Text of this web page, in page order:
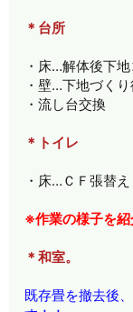
＊台所
・床…解体後下
・壁…下地づく
・流し台交換
＊トイレ
・床…ＣＦ張替え
※作業の様子を紹
＊和室。
既存畳を撤去後